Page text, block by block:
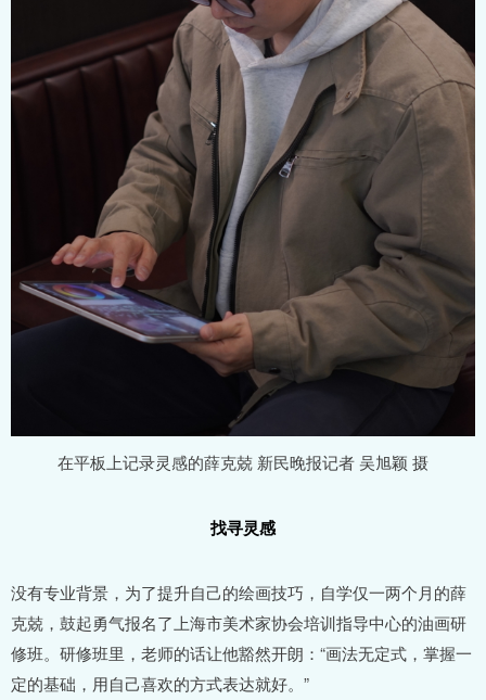
在平板上记录灵感的薛克兢 新民晚报记者 吴旭颖 摄
找寻灵感
没有专业背景，为了提升自己的绘画技巧，自学仅一两个月的薛
克兢，鼓起勇气报名了上海市美术家协会培训指导中心的油画研
修班。研修班里，老师的话让他豁然开朗：“画法无定式，掌握一
定的基础，用自己喜欢的方式表达就好。”